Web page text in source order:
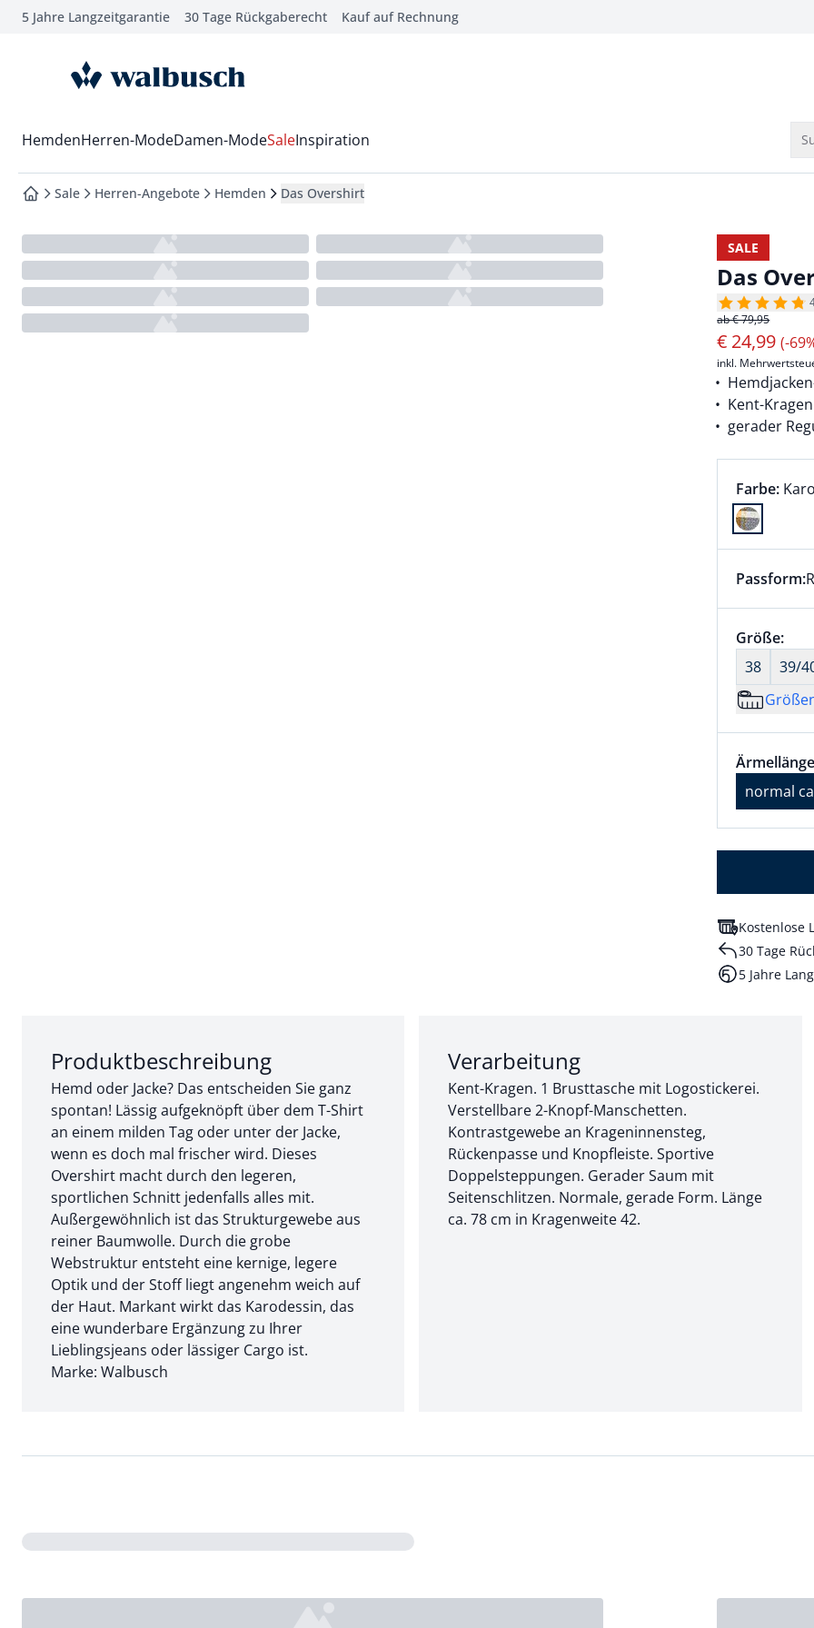
springen
springen
springen
5 Jahre Langzeitgarantie 30 Tage Rückgaberecht Kauf auf Rechnung
zur Startseite
Wechsel in das Menü mit Pfeil-Runter Taste
HemdenHerren-ModeDamen-ModeSaleInspiration
zur Startseite
Sale Herren-Angebote Hemden Das Overshirt
SALE
Das
ab € 79,95
€ 24,99(-
inkl.
Kent-Kragen
gerader
Farbe:
Farbe Karo
Dieser
Passform:
Größe:
38
39/
normal
Kostenlose
30 Tage
5 Jahre
Abschnitt 1 von 3:
Produktbeschreibung
Hemd oder Jacke? Das entscheiden Sie ganz
spontan! Lässig aufgeknöpft über dem T-Shirt
an einem milden Tag oder unter der Jacke,
wenn es doch mal frischer wird. Dieses
Overshirt macht durch den legeren,
sportlichen Schnitt jedenfalls alles mit.
Außergewöhnlich ist das Strukturgewebe aus
reiner Baumwolle. Durch die grobe
Webstruktur entsteht eine kernige, legere
Optik und der Stoff liegt angenehm weich auf
der Haut. Markant wirkt das Karodessin, das
eine wunderbare Ergänzung zu Ihrer
Lieblingsjeans oder lässiger Cargo ist.
Marke: Walbusch
Abschnitt 2 von 3:
Verarbeitung
Kent-Kragen. 1 Brusttasche mit Logostickerei.
Verstellbare 2-Knopf-Manschetten.
Kontrastgewebe an Krageninnensteg,
Rückenpasse und Knopfleiste. Sportive
Doppelsteppungen. Gerader Saum mit
Seitenschlitzen. Normale, gerade Form. Länge
ca. 78 cm in Kragenweite 42.